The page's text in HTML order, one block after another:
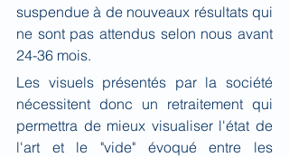
suspendue à de nouveaux résultats qui
ne sont pas attendus selon nous avant
24-36 mois.
Les visuels présentés par la société
nécessitent donc un retraitement qui
permettra de mieux visualiser l'état de
l'art et le "vide" évoqué entre les